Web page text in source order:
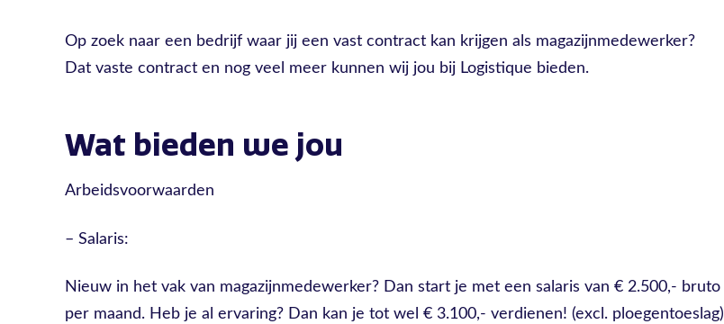
Op zoek naar een bedrijf waar jij een vast contract kan krijgen als magazijnmedewerker?
Dat vaste contract en nog veel meer kunnen wij jou bij Logistique bieden.
Wat bieden we jou
Arbeidsvoorwaarden
– Salaris:
Nieuw in het vak van magazijnmedewerker? Dan start je met een salaris van € 2.500,- bruto
per maand. Heb je al ervaring? Dan kan je tot wel € 3.100,- verdienen! (excl. ploegentoeslag)